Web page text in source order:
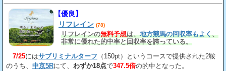
【優良】
リフレイン (78)
リフレインの無料予想は、地方競馬の回収率もよく、
非常に優れた的中率と回収率を誇っている。
7/25にはサブリミナルターフ （150pt）というコースで提供された2鞍
のうち、 中京5Rにて、 わずか18点で347.5倍の的中となった。